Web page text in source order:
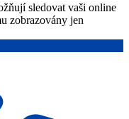
sledovat vaši online
zobrazovány jen